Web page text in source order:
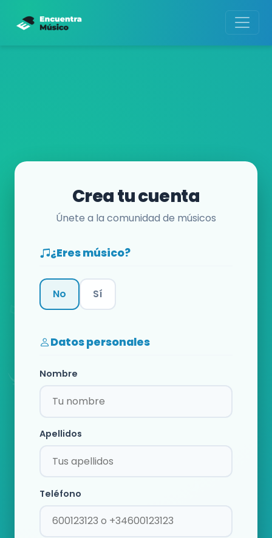
Crea tu cuenta
Únete a la comunidad de músicos
¿Eres músico?
No Sí
Datos personales
Nombre
Apellidos
Teléfono